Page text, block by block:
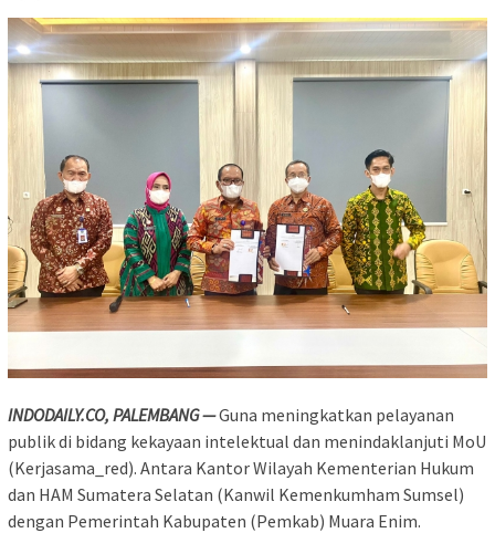
INDODAILY.CO, PALEMBANG —Guna meningkatkan pelayanan
publik di bidang kekayaan intelektual dan menindaklanjuti MoU
(Kerjasama_red). Antara Kantor Wilayah Kementerian Hukum
dan HAM Sumatera Selatan (Kanwil Kemenkumham Sumsel)
dengan Pemerintah Kabupaten (Pemkab) Muara Enim.